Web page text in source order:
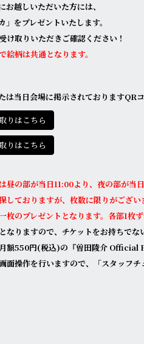
お越しいただいた方には、
」をプレゼントいたします。
け取りいただきご確認ください！
柄は共通となります。
は当日会場に掲示されておりますQR
りはこちら
りはこちら
昼の部が当日11:00より、夜の部が当
しておりますが、枚数に限りがござい
枚のプレゼントとなります。各部1枚
なりますので、チケットをお持ちでな
額550円(税込)の『曽田陵介 Official
面操作を行いますので、「スタッフチ